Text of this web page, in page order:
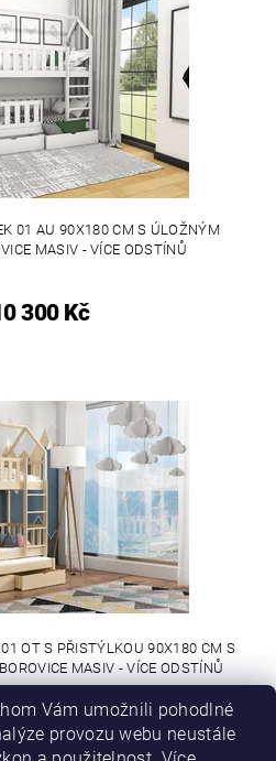
01 AU 90X180 CM S ÚLOŽNÝM
MASIV - VÍCE ODSTÍNŮ
300 Kč
OT S PŘISTÝLKOU 90X180 CM S
MASIV - VÍCE ODSTÍNŮ
500 Kč
Vám umožnili pohodlné
provozu webu neustále